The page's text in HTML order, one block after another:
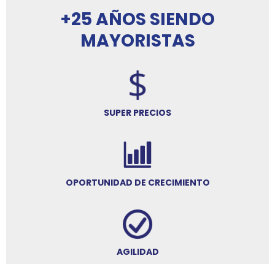
+25 AÑOS SIENDO
MAYORISTAS
SUPER PRECIOS
OPORTUNIDAD DE CRECIMIENTO
AGILIDAD